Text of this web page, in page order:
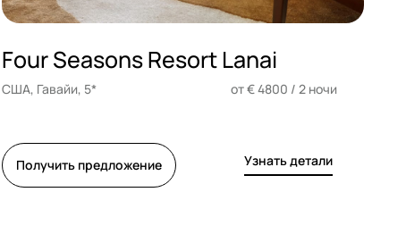
Four Seasons Resort Lanai
США, Гавайи, 5* от € 4800 / 2 ночи
Получить предложение Узнать детали